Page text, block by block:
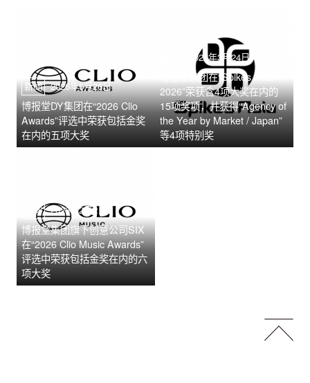
新闻 2026年5月26日
博报堂DY集团在“2026 Clio
Awards”评选中荣获包括金奖
在内的五项大奖
2026年3月24日
博报堂集团在“Spikes Asia
2026”荣获含4项大奖在内的
15项奖项，并获得“Agency of
the Year by Market / Japan”
等4项特别奖
新闻 2026年2月2日
博报堂集团旗下创意公司SIX
在“2026 Clio Music Awards”
评选中荣获包括金奖在内的六
项大奖